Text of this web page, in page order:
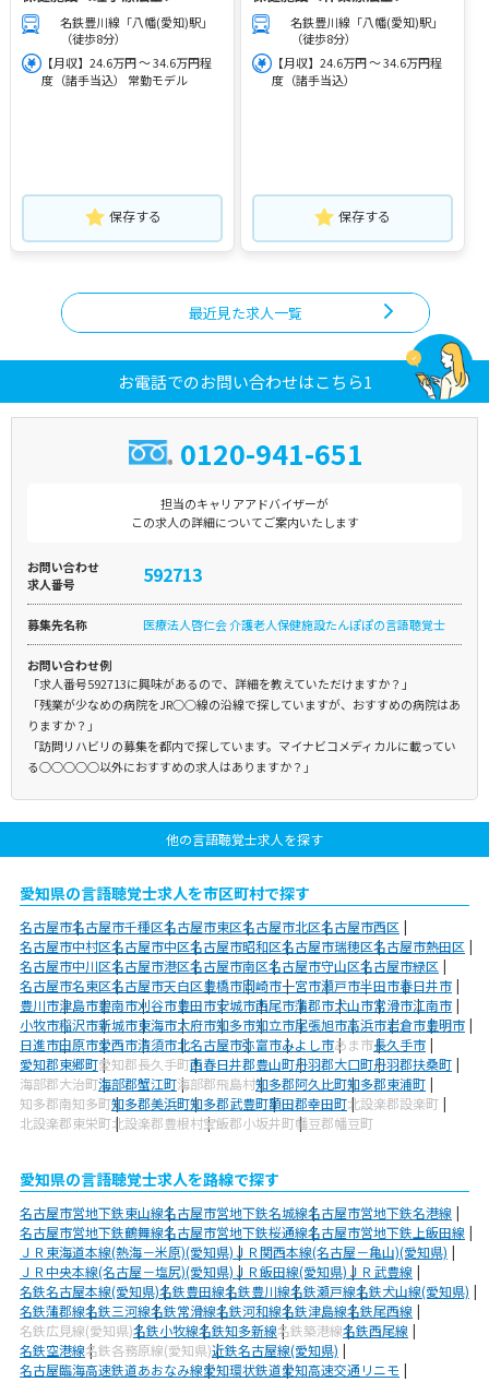
名鉄豊川線「八幡(愛知)駅」
（徒歩8分）
【月収】24.6万円 ～ 34.6万円程
度（諸手当込） 常勤モデル
保存する
名鉄豊川線「八幡(愛知)駅」
（徒歩8分）
【月収】24.6万円 ～ 34.6万円程
度（諸手当込）
保存する
最近見た求人一覧
お電話でのお問い合わせはこちら1
0120-941-651
担当のキャリアアドバイザーが
この求人の詳細についてご案内いたします
お問い合わせ
求人番号
592713
募集先名称 医療法人啓仁会 介護老人保健施設たんぽぽの言語聴覚士
お問い合わせ例
「求人番号592713に興味があるので、詳細を教えていただけますか？」
「残業が少なめの病院をJR○○線の沿線で探していますが、おすすめの病院はあ
りますか？」
「訪問リハビリの募集を都内で探しています。マイナビコメディカルに載ってい
る○○○○○以外におすすめの求人はありますか？」
他の言語聴覚士求人を探す
愛知県の言語聴覚士求人を市区町村で探す
名古屋市名古屋市千種区名古屋市東区名古屋市北区名古屋市西区
名古屋市中村区名古屋市中区名古屋市昭和区名古屋市瑞穂区名古屋市熱田区
名古屋市中川区名古屋市港区名古屋市南区名古屋市守山区名古屋市緑区
名古屋市名東区名古屋市天白区豊橋市岡崎市一宮市瀬戸市半田市春日井市
豊川市津島市碧南市刈谷市豊田市安城市西尾市蒲郡市犬山市常滑市江南市
小牧市稲沢市新城市東海市大府市知多市知立市尾張旭市高浜市岩倉市豊明市
日進市田原市愛西市清須市北名古屋市弥富市みよし市あま市長久手市
愛知郡東郷町愛知郡長久手町西春日井郡豊山町丹羽郡大口町丹羽郡扶桑町
海部郡大治町海部郡蟹江町海部郡飛島村知多郡阿久比町知多郡東浦町
知多郡南知多町知多郡美浜町知多郡武豊町額田郡幸田町北設楽郡設楽町
北設楽郡東栄町北設楽郡豊根村宝飯郡小坂井町幡豆郡幡豆町
愛知県の言語聴覚士求人を路線で探す
名古屋市営地下鉄東山線名古屋市営地下鉄名城線名古屋市営地下鉄名港線
名古屋市営地下鉄鶴舞線名古屋市営地下鉄桜通線名古屋市営地下鉄上飯田線
ＪＲ東海道本線(熱海－米原)(愛知県)ＪＲ関西本線(名古屋－亀山)(愛知県)
ＪＲ中央本線(名古屋－塩尻)(愛知県)ＪＲ飯田線(愛知県)ＪＲ武豊線
名鉄名古屋本線(愛知県)名鉄豊田線名鉄豊川線名鉄瀬戸線名鉄犬山線(愛知県)
名鉄蒲郡線名鉄三河線名鉄常滑線名鉄河和線名鉄津島線名鉄尾西線
名鉄広見線(愛知県)名鉄小牧線名鉄知多新線名鉄築港線名鉄西尾線
名鉄空港線名鉄各務原線(愛知県)近鉄名古屋線(愛知県)
名古屋臨海高速鉄道あおなみ線愛知環状鉄道愛知高速交通リニモ